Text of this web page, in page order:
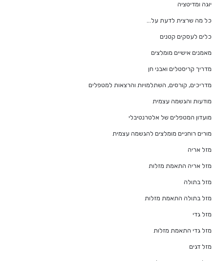
יוגה ומדיטציה
כל מה שרצית לדעת על…
כלים לעסקים קטנים
מאמנים אישיים מומלצים
מדריך קריסטלים ואבני חן
מדריכים, קורסים, השתלמויות והרצאות למטפלים
מודעות והגשמה עצמית
מועדון המטפלים של אלטרנטיבלי
מורים רוחניים מומלצים להגשמה עצמית
מזל אריה
מזל אריה התאמת מזלות
מזל בתולה
מזל בתולה התאמת מזלות
מזל גדי
מזל גדי התאמת מזלות
מזל דגים